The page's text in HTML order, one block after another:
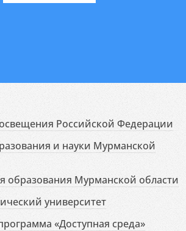
Российской Федерации
и науки Мурманской
образования Мурманской области
университет
«Доступная среда»